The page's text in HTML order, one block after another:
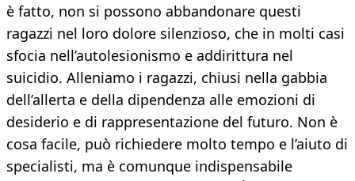
è fatto, non si possono abbandonare questi
ragazzi nel loro dolore silenzioso, che in molti casi
sfocia nell’autolesionismo e addirittura nel
suicidio. Alleniamo i ragazzi, chiusi nella gabbia
dell’allerta e della dipendenza alle emozioni di
desiderio e di rappresentazione del futuro. Non è
cosa facile, può richiedere molto tempo e l’aiuto di
specialisti, ma è comunque indispensabile